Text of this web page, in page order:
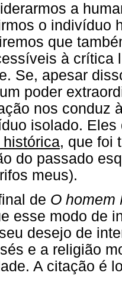
a
o indivíduo
que
à crítica
Se, apesar
poder
nos conduz
isolado.
, que foi
do passado
meus).
de O homem
esse modo de
desejo de
e a religião
A citação é